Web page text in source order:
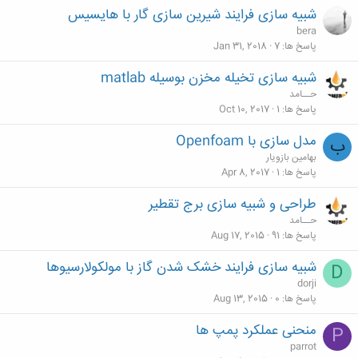
شبیه سازی فرایند شیرین سازی گار با هایسیس
bera
پاسخ ها 7
Jan 31, 2018
شبیه سازی تخیله مخزن بوسیله matlab
حــامد
پاسخ ها 1
Oct 10, 2017
ب مدل سازی با Openfoam
بهامین بازویار
پاسخ ها 1
Apr 8, 2017
طراحی و شبیه سازی برج تقطیر
حــامد
پاسخ ها 91
Aug 17, 2015
D شبیه سازی فرایند خشک شدن گاز با مولکولارسیوها
dorji
پاسخ ها 0
Aug 13, 2015
P منحنی عملکرد پمپ ها
parrot